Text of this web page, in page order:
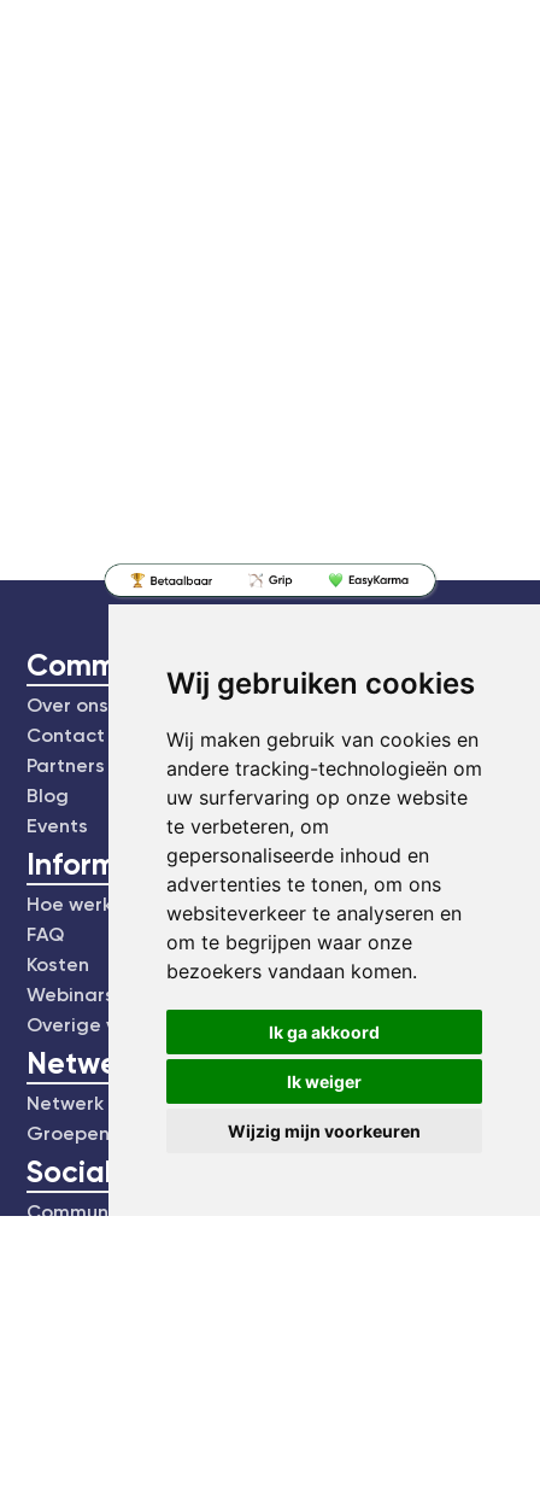
Wij gebruiken cookies
Wij maken gebruik van cookies en
andere tracking-technologieën om
uw surfervaring op onze website
te verbeteren, om
gepersonaliseerde inhoud en
advertenties te tonen, om ons
websiteverkeer te analyseren en
om te begrijpen waar onze
bezoekers vandaan komen.
Ik ga akkoord
Ik weiger
Wijzig mijn voorkeuren
CommonEasy
Over ons
Contact
Partners
Blog
Events
Informatie
Hoe werkt het?
FAQ
Kosten
Webinars's
Overige video's
Netwerk
Netwerk
Groepen
Social
Community